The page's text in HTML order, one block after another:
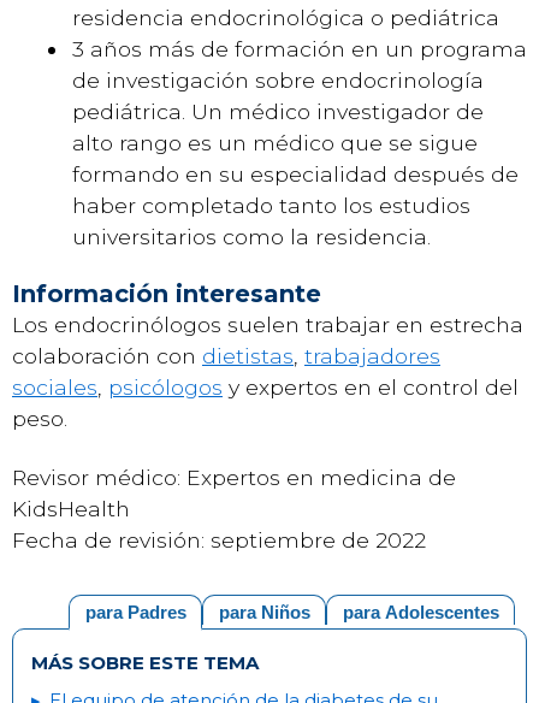
residencia endocrinológica o pediátrica
3 años más de formación en un programa
de investigación sobre endocrinología
pediátrica. Un médico investigador de
alto rango es un médico que se sigue
formando en su especialidad después de
haber completado tanto los estudios
universitarios como la residencia.
Información interesante
Los endocrinólogos suelen trabajar en estrecha
colaboración con dietistas trabajadores
sociales psicólogos y expertos en el control del
peso.
Revisor médico: Expertos en medicina de
KidsHealth
Fecha de revisión: septiembre de 2022
para Adolescentes
para Niños
para Padres
MÁS SOBRE ESTE TEMA